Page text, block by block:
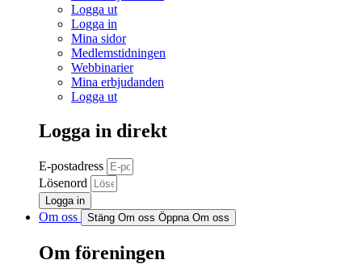
Logga ut
Logga in
Mina sidor
Medlemstidningen
Webbinarier
Mina erbjudanden
Logga ut
Logga in direkt
E-postadress
Lösenord
Logga in
Om oss Stäng Om oss Öppna Om oss
Om föreningen